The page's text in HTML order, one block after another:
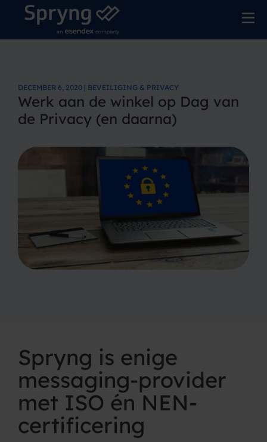
DECEMBER 6, 2020 | BEVEILIGING & PRIVACY
Werk aan de winkel op Dag van
de Privacy (en daarna)
Spryng is enige
messaging-provider
met ISO én NEN-
certificering